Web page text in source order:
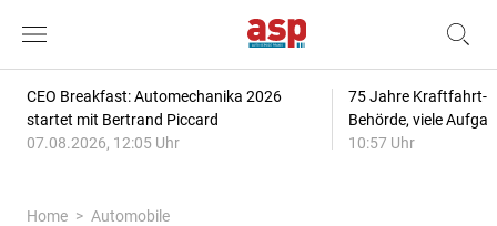
CEO Breakfast: Automechanika 2026
startet mit Bertrand Piccard
07.08.2026, 12:05 Uhr
75 Jahre Kraftfahrt-
Behörde, viele
10:57 Uhr
Home
Automobile